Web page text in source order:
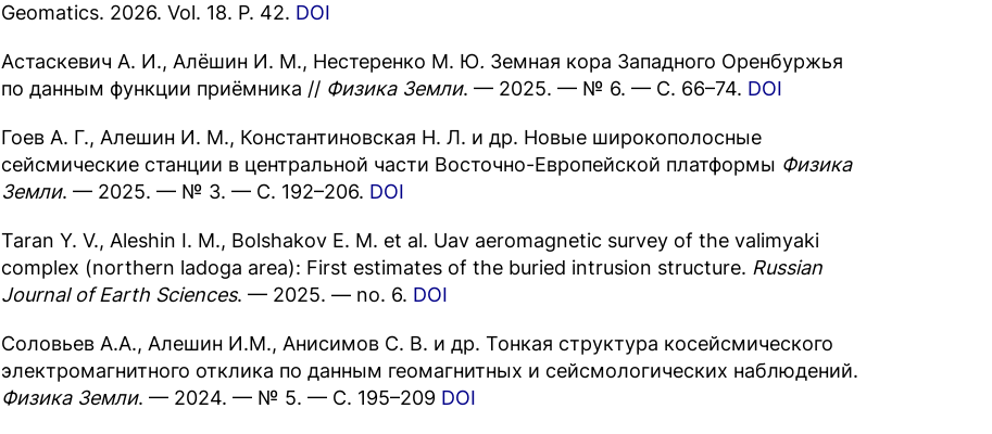
Geomatics. 2026. Vol. 18. P. 42. DOI
Астаскевич А. И., Алёшин И. М., Нестеренко М. Ю. Земная кора Западного Оренбуржья
по данным функции приёмника // Физика Земли. — 2025. — № 6. — С. 66–74. DOI
Гоев А. Г., Алешин И. М., Константиновская Н. Л. и др. Новые широкополосные
сейсмические станции в центральной части Восточно-Европейской платформы Физика
Земли. — 2025. — № 3. — С. 192–206. DOI
Taran Y. V., Aleshin I. M., Bolshakov E. M. et al. Uav aeromagnetic survey of the valimyaki
complex (northern ladoga area): First estimates of the buried intrusion structure. Russian
Journal of Earth Sciences. — 2025. — no. 6. DOI
Соловьев А.А., Алешин И.М., Анисимов С. В. и др. Тонкая структура косейсмического
электромагнитного отклика по данным геомагнитных и сейсмологических наблюдений.
Физика Земли. — 2024. — № 5. — С. 195–209 DOI